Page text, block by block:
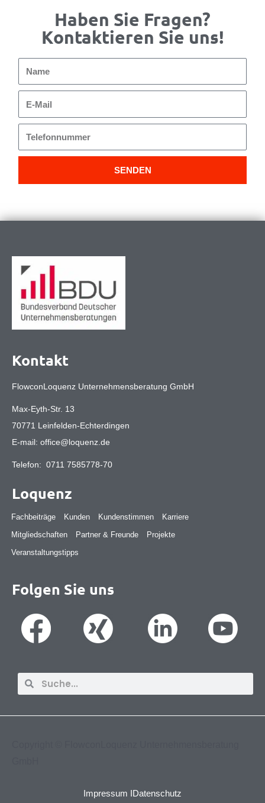
Haben Sie Fragen?
Kontaktieren Sie uns!
Mail
SENDEN
Kontakt
FlowconLoquenz Unternehmensberatung GmbH
Max-Eyth-Str. 13
70771 Leinfelden-Echterdingen
E-mail: office@loquenz.de
Telefon: 0711 7585778-70
Loquenz
Fachbeiträge Kunden Kundenstimmen
Karriere
Mitgliedschaften
Partner & Freunde
Projekte
Veranstaltungstipps
Folgen Sie uns
Impressum IDatenschutz